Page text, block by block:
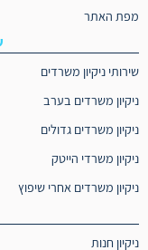
מפת האתר
שירותי ניקיון משרדים
ניקיון משרדים בערב
ניקיון משרדים גדולים
ניקיון משרדי הייטק
ניקיון משרדים אחרי שיפוץ
ניקיון חנות